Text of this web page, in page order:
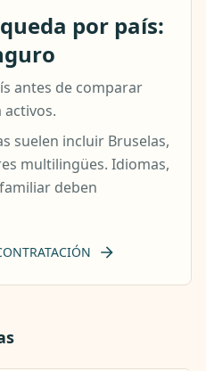
por país:
antes de comparar
suelen incluir Bruselas,
multilingües. Idiomas,
deben